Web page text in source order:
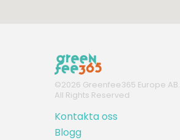
©2026 Greenfee365 Europe AB.
All Rights Reserved
Kontakta oss
Blogg